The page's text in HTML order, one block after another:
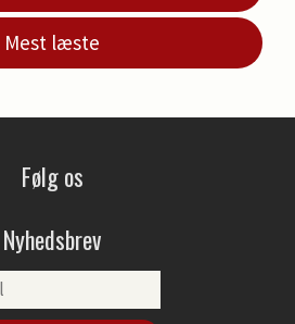
Mest læste
Følg os
Nyhedsbrev